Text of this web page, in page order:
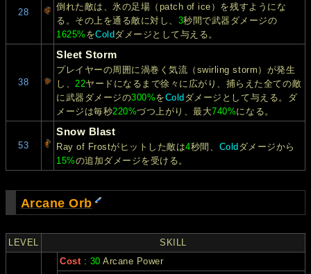
28
倒れた敵は、氷の足場（patch of ice）を残すようにな
る。その上を通る敵に対し、 3秒間で武器ダメージの
1625% をColdダメージとして与える。
38
Sleet Storm
プレイヤーの周囲に渦巻く気流（swirling storm）が発生
し、 22ヤードになるまで徐々に広がり、捕らえた全ての敵
に武器ダメージの300%をCold ダメージとして与える。ダ
メージは毎秒220%づつ上がり、最大740%になる。
53
Snow Blast
Ray of Frostがヒットした敵は4秒間、 Cold ダメージから
15%の追加ダメージを受ける。
Arcane Orb
LEVEL SKILL
Cost: 30 Arcane Power